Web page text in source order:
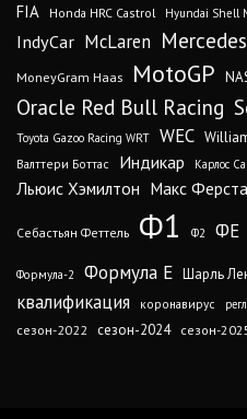
FIA Honda HRC Castrol Hyundai Shell
IndyCar McLaren
MoneyGram Haas MotoGP
Oracle Red Bull Racing
Toyota Gazoo Racing WRT WEC
Валттери Боттас
Индикар Карлос
Льюис Хэмилтон Макс
Себастьян Феттель Ф1 Ф2 ФЕ
Формула-2 Формула Е Шарль
квалификация коронавирус
сезон-2022 сезон-2024 сезон-